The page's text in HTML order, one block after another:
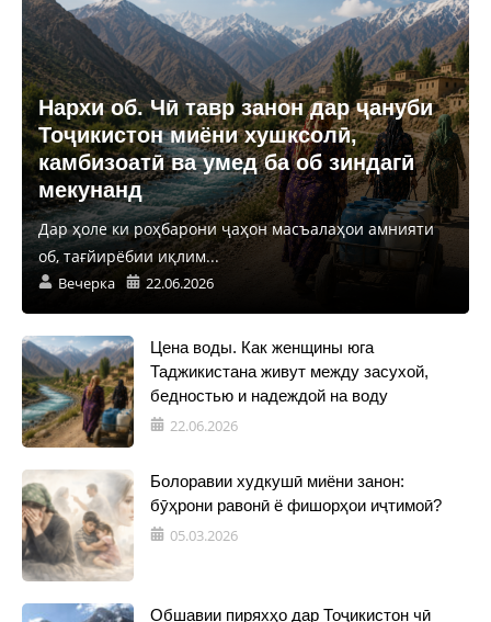
Нархи об. Чӣ тавр занон дар ҷануби
Тоҷикистон миёни хушксолӣ,
камбизоатӣ ва умед ба об зиндагӣ
мекунанд
Дар ҳоле ки роҳбарони ҷаҳон масъалаҳои амнияти
об, тағйирёбии иқлим...
Вечерка 22.06.2026
Цена воды. Как женщины юга
Таджикистана живут между засухой,
бедностью и надеждой на воду
22.06.2026
Болоравии худкушӣ миёни занон:
бӯҳрони равонӣ ё фишорҳои иҷтимоӣ?
05.03.2026
Обшавии пиряхҳо дар Тоҷикистон чӣ